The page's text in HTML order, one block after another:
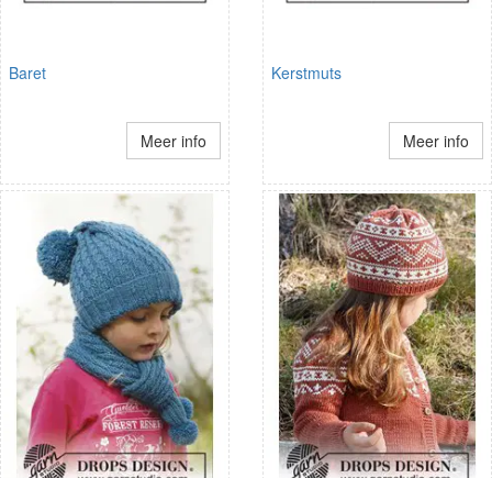
Baret
Meer info
Kerstmuts
Meer info